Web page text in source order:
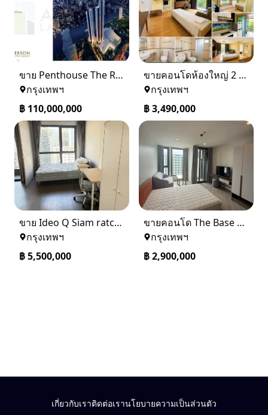
ขาย Penthouse The Residences at Mandarin Oriental Bangkok (ICONSIAM)
กรุงเทพฯ
฿ 110,000,000
ขายคอนโดห้องใหญ่ 2 ห้องนอน ทำเลพระราม 8 Lumpini Place Rama VIII
กรุงเทพฯ
฿3,490,000
ขาย Ideo Q Siam ratchatewi จาก BTS ราชเทวี 300 เมตร เจ้าของขายเอง
กรุงเทพฯ
฿5,500,000
ขายคอนโด The Base saphanmai ย่านสะพานใหม่
กรุงเทพฯ
฿2,900,000
เกี่ยวกับเราติดต่อเรานโยบายความเป็นส่วนตัว